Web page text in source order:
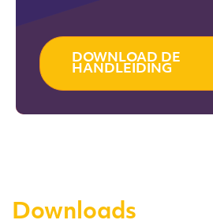
DOWNLOAD DE
HANDLEIDING
Downloads